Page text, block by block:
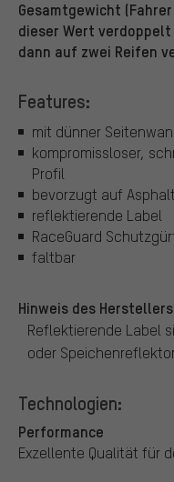
Gesamtgewicht
dieser Wert
dann auf zwei Reifen
Features:
mit dünner
kompromissloser,
Profil
bevorzugt auf
reflektierende Label
RaceGuard
faltbar
Hinweis des
Reflektierende Label
oder
Technologien:
Performance
Exzellente Qualität für